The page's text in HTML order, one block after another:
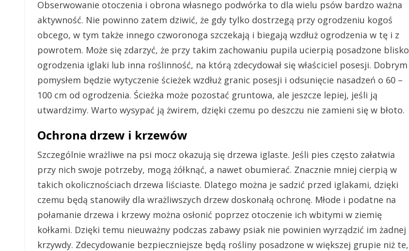
Obserwowanie otoczenia i obrona własnego podwórka to dla wielu psów bardzo ważna
aktywność. Nie powinno zatem dziwić, że gdy tylko dostrzegą przy ogrodzeniu kogoś
obcego, w tym także innego czworonoga szczekają i biegają wzdłuż ogrodzenia w tę i z
powrotem. Może się zdarzyć, że przy takim zachowaniu pupila ucierpią posadzone blisko
ogrodzenia iglaki lub inna roślinność, na którą zdecydował się właściciel posesji. Dobrym
pomysłem będzie wytyczenie ścieżek wzdłuż granic posesji i odsunięcie nasadzeń o 60 –
100 cm od ogrodzenia. Ścieżka może pozostać gruntowa, ale jeszcze lepiej, jeśli ją
utwardzimy. Warto wysypać ją żwirem, dzięki czemu po deszczu nie zamieni się w błoto.
Ochrona drzew i krzewów
Szczególnie wrażliwe na psi mocz okazują się drzewa iglaste. Jeśli pies często załatwia
przy nich swoje potrzeby, mogą żółknąć, a nawet obumierać. Znacznie mniej cierpią w
takich okolicznościach drzewa liściaste. Dlatego można je sadzić przed iglakami, dzięki
czemu będą stanowiły dla wrażliwszych drzew doskonałą ochronę. Młode i podatne na
połamanie drzewa i krzewy można osłonić poprzez otoczenie ich wbitymi w ziemię
kołkami. Dzięki temu nieuważny podczas zabawy psiak nie powinien wyrządzić im żadnej
krzywdy. Zdecydowanie bezpieczniejsze będą rośliny posadzone w większej grupie niż te,